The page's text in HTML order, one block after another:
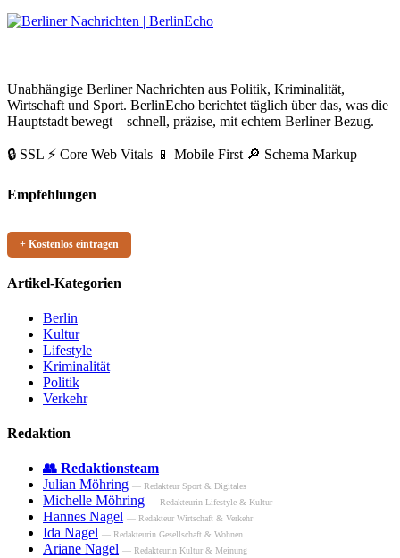
Unabhängige Berliner Nachrichten aus Politik, Kriminalität,
Wirtschaft und Sport. BerlinEcho berichtet täglich über das, was die
Hauptstadt bewegt – schnell, präzise, mit echtem Berliner Bezug.
🔒 SSL ⚡ Core Web Vitals 📱 Mobile First 🔎 Schema Markup
Empfehlungen
+ Kostenlos eintragen
Artikel-Kategorien
Berlin
Kultur
Lifestyle
Kriminalität
Politik
Verkehr
Redaktion
👥 Redaktionsteam
Julian Möhring — Redakteur Sport & Digitales
Michelle Möhring — Redakteurin Lifestyle & Kultur
Hannes Nagel — Redakteur Wirtschaft & Verkehr
Ida Nagel — Redakteurin Gesellschaft & Wohnen
Ariane Nagel — Redakteurin Kultur & Meinung